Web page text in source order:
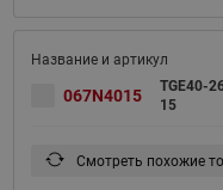
067N4015
TGE40-
15
Смотреть похожие